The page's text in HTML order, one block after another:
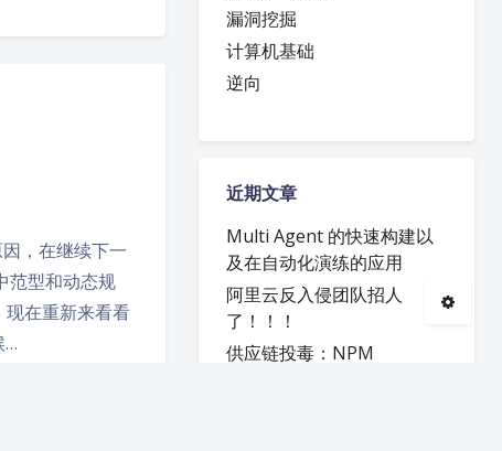
夜间模式
漏洞挖掘
计算机基础
逆向
近期文章
Multi Agent 的快速构建以
及在自动化演练的应用
阿里云反入侵团队招人
了！！！
供应链投毒：NPM
，在继续下一
范型和动态规
在重新来看看
…